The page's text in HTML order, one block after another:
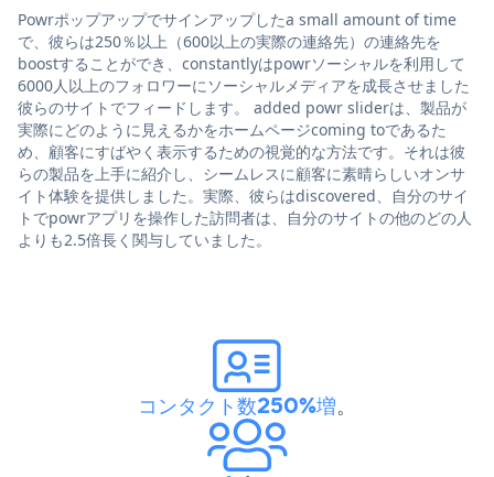
Powrポップアップでサインアップしたa small amount of time
で、彼らは250％以上（600以上の実際の連絡先）の連絡先を
boostすることができ、constantlyはpowrソーシャルを利用して
6000人以上のフォロワーにソーシャルメディアを成長させました
彼らのサイトでフィードします。 added powr sliderは、製品が
実際にどのように見えるかをホームページcoming toであるた
め、顧客にすばやく表示するための視覚的な方法です。それは彼
らの製品を上手に紹介し、シームレスに顧客に素晴らしいオンサ
イト体験を提供しました。実際、彼らはdiscovered、自分のサイ
トでpowrアプリを操作した訪問者は、自分のサイトの他のどの人
よりも2.5倍長く関与していました。
コンタクト数250%増。